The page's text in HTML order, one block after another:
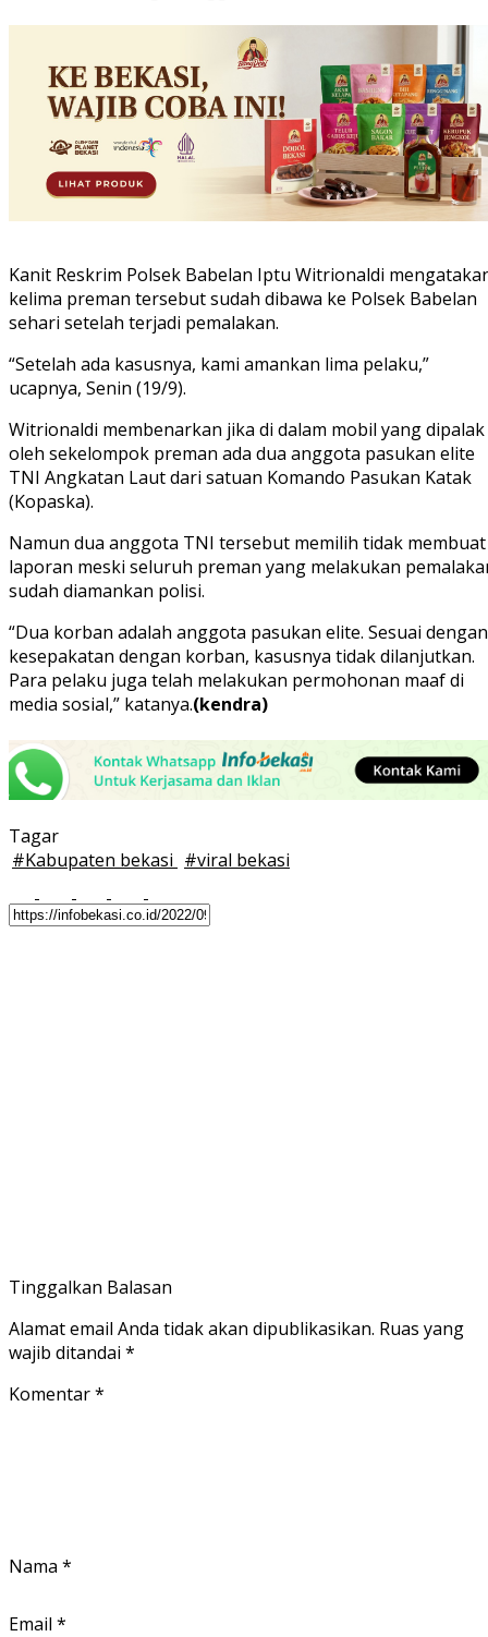
Kanit Reskrim Polsek Babelan Iptu Witrionaldi
kelima preman tersebut sudah dibawa ke Polsek Babelan
sehari setelah terjadi pemalakan.
“Setelah ada kasusnya, kami amankan lima pelaku,”
ucapnya, Senin (19/9).
Witrionaldi membenarkan jika di dalam mobil yang dipalak
oleh sekelompok preman ada dua anggota pasukan elite
TNI Angkatan Laut dari satuan Komando Pasukan Katak
(Kopaska).
Namun dua anggota TNI tersebut memilih tidak membuat
laporan meski seluruh preman yang melakukan
sudah diamankan polisi.
“Dua korban adalah anggota pasukan elite. Sesuai dengan
kesepakatan dengan korban, kasusnya tidak dilanjutkan.
Para pelaku juga telah melakukan permohonan maaf di
media sosial,” katanya.(kendra)
Tagar
#Kabupaten bekasi #viral bekasi
Tinggalkan Balasan
Alamat email Anda tidak akan dipublikasikan. Ruas yang
wajib ditandai *
Komentar*
Nama *
Email *